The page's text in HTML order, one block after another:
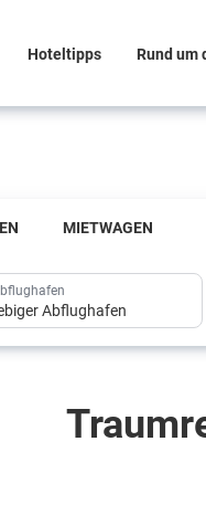
Hoteltipps Rund um
MIETWAGEN
Abflughafen